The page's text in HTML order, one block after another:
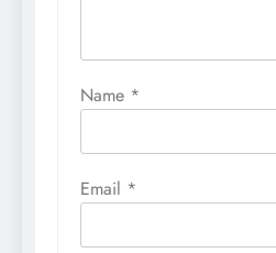
Name *
Email *